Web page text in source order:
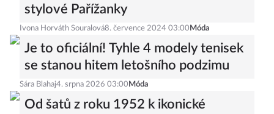
stylové Pařížanky
Ivona Horváth Souralová8. července 2024 03:00 Móda
Je to oficiální! Tyhle 4 modely tenisek
se stanou hitem letošního podzimu
Sára Blahaj4. srpna 2026 03:00 Móda
Od šatů z roku 1952 k ikonické